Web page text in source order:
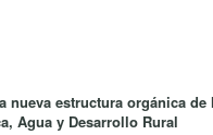
nueva estructura orgánica de
Agua y Desarrollo Rural